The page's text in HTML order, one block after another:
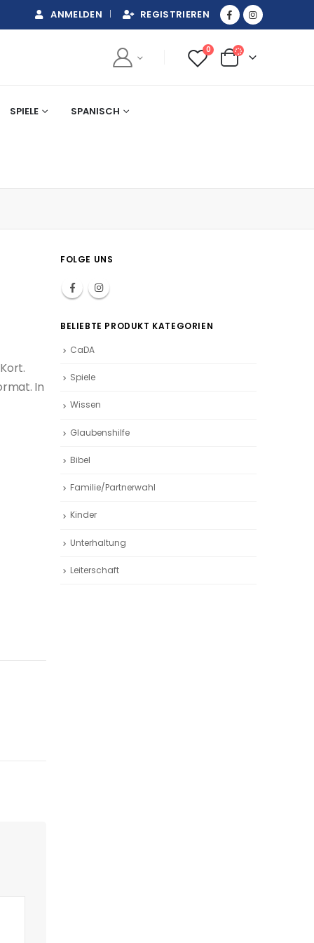
ANMELDEN REGISTRIEREN
0
SPIELE SPANISCH
In
FOLGE UNS
BELIEBTE PRODUKT KATEGORIEN
CaDA
Spiele
Wissen
Glaubenshilfe
Bibel
Familie/Partnerwahl
Kinder
Unterhaltung
Leiterschaft